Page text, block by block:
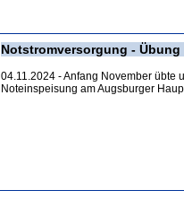
Notstromversorgung -
04.11.2024 - Anfang November übte
Noteinspeisung am Augsburger